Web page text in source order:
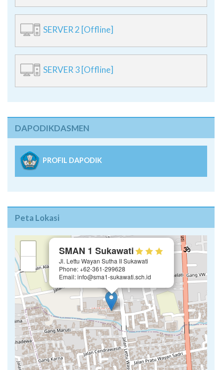
SERVER 2 [Offline]
SERVER 3 [Offline]
DAPODIKDASMEN
PROFIL DAPODIK
Peta Lokasi
SMAN 1 Sukawati
Jl. Lettu Wayan Sutha II Sukawati
Phone: +62-361-299628
Email: info@sma1-sukawati.sch.id
+
−